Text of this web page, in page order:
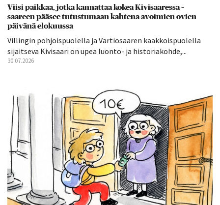
Viisi paikkaa, jotka kannattaa kokea Kivisaaressa –
saareen pääsee tutustumaan kahtena avoimien ovien
päivänä elokuussa
Villingin pohjoispuolella ja Vartiosaaren kaakkoispuolella
sijaitseva Kivisaari on upea luonto- ja historiakohde,...
30.07.2026